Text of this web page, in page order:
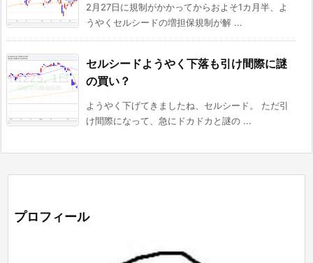
2月27日に規制がかかってからおよそ1カ月半、よ
うやくセルシードの増担保規制が解 ...
セルシードようやく下落も引け間際に謎
の買い？
ようやく下げてきましたね、セルシード。 ただ引
け間際になって、急にドカドカと謎の ...
プロフィール